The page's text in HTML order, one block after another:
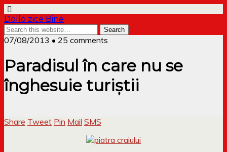
Dollo zice Bine
07/08/2013 • 25 comments
Paradisul în care nu se
înghesuie turiștii
Share Tweet Pin Mail SMS